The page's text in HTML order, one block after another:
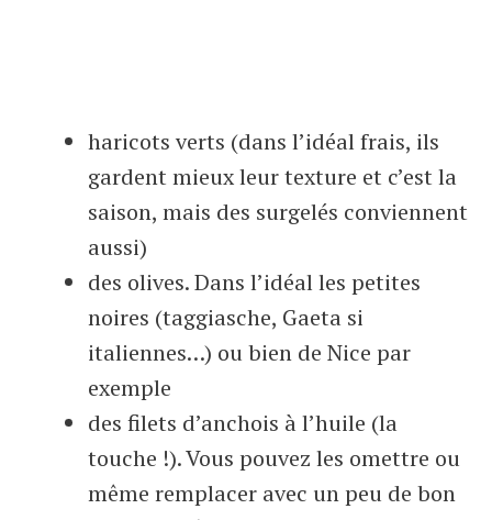
haricots verts (dans l’idéal frais, ils
gardent mieux leur texture et c’est la
saison, mais des surgelés conviennent
aussi)
des olives. Dans l’idéal les petites
noires (taggiasche, Gaeta si
italiennes…) ou bien de Nice par
exemple
des filets d’anchois à l’huile (la
touche !). Vous pouvez les omettre ou
même remplacer avec un peu de bon